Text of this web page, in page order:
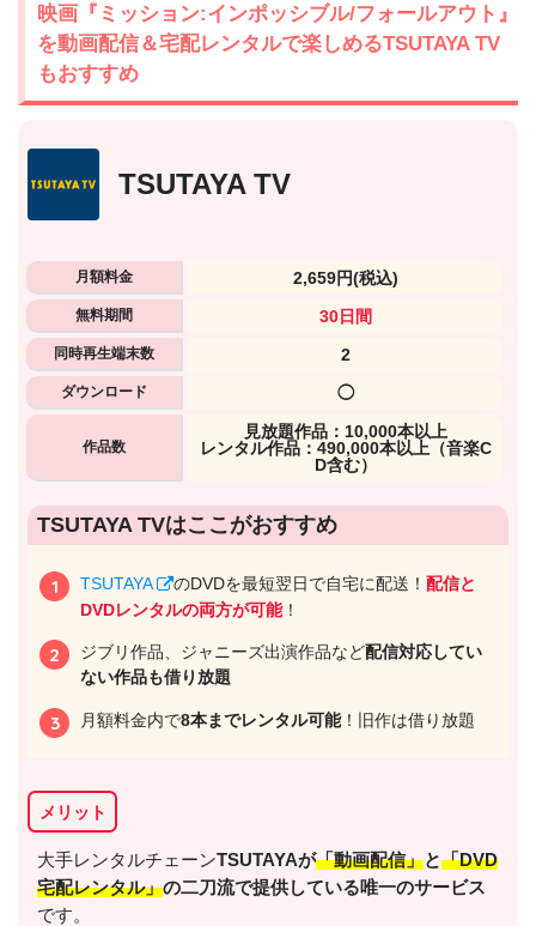
映画『ミッション:インポッシブル/フォールアウト』
を動画配信＆宅配レンタルで楽しめるTSUTAYA TV
もおすすめ
TSUTAYA TV
月額料金 2,659円(税込)
無料期間 30日間
同時再生端末数 2
ダウンロード ◯
作品数
⾒放題作品：10,000本以上
レンタル作品：490,000本以上（音楽C
D含む）
TSUTAYA TVはここがおすすめ
TSUTAYA のDVDを最短翌日で自宅に配送！配信と
DVDレンタルの両方が可能！
ジブリ作品、ジャニーズ出演作品など配信対応してい
ない作品も借り放題
月額料金内で8本までレンタル可能！旧作は借り放題
メリット
大手レンタルチェーンTSUTAYAが「動画配信」と「DVD
宅配レンタル」の二刀流で提供している唯一のサービス
です。